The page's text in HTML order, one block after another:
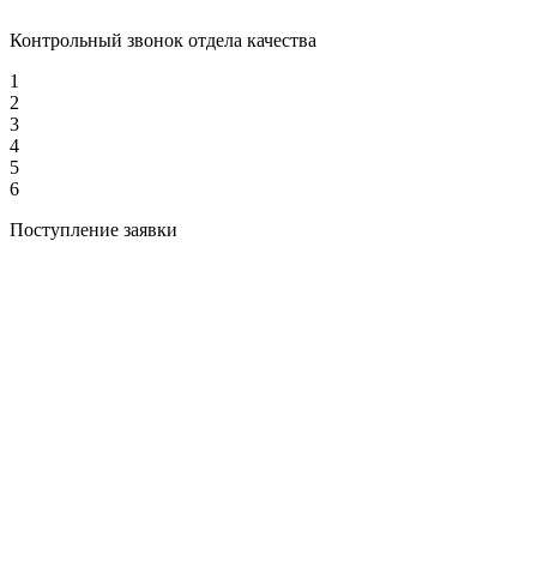
Контрольный звонок отдела качества
1
2
3
4
5
6
Поступление заявки